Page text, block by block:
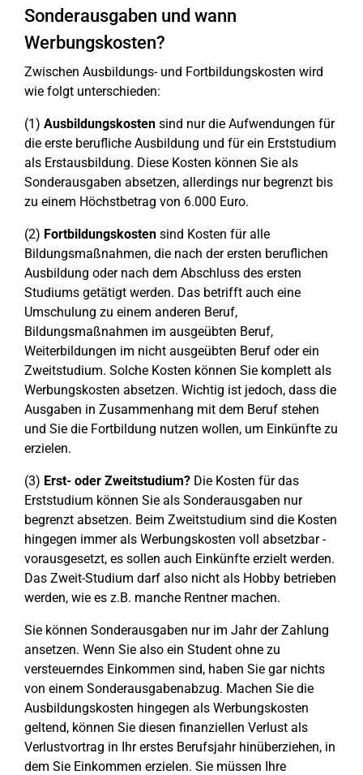
Sonderausgaben und wann
Werbungskosten?
Zwischen Ausbildungs- und Fortbildungskosten wird
wie folgt unterschieden:
(1) Ausbildungskosten sind nur die Aufwendungen für
die erste berufliche Ausbildung und für ein Erststudium
als Erstausbildung. Diese Kosten können Sie als
Sonderausgaben absetzen, allerdings nur begrenzt bis
zu einem Höchstbetrag von 6.000 Euro.
(2) Fortbildungskosten sind Kosten für alle
Bildungsmaßnahmen, die nach der ersten beruflichen
Ausbildung oder nach dem Abschluss des ersten
Studiums getätigt werden. Das betrifft auch eine
Umschulung zu einem anderen Beruf,
Bildungsmaßnahmen im ausgeübten Beruf,
Weiterbildungen im nicht ausgeübten Beruf oder ein
Zweitstudium. Solche Kosten können Sie komplett als
Werbungskosten absetzen. Wichtig ist jedoch, dass die
Ausgaben in Zusammenhang mit dem Beruf stehen
und Sie die Fortbildung nutzen wollen, um Einkünfte zu
erzielen.
(3) Erst- oder Zweitstudium? Die Kosten für das
Erststudium können Sie als Sonderausgaben nur
begrenzt absetzen. Beim Zweitstudium sind die Kosten
hingegen immer als Werbungskosten voll absetzbar -
vorausgesetzt, es sollen auch Einkünfte erzielt werden.
Das Zweit-Studium darf also nicht als Hobby betrieben
werden, wie es z.B. manche Rentner machen.
Sie können Sonderausgaben nur im Jahr der Zahlung
ansetzen. Wenn Sie also ein Student ohne zu
versteuerndes Einkommen sind, haben Sie gar nichts
von einem Sonderausgabenabzug. Machen Sie die
Ausbildungskosten hingegen als Werbungskosten
geltend, können Sie diesen finanziellen Verlust als
Verlustvortrag in Ihr erstes Berufsjahr hinüberziehen, in
dem Sie Einkommen erzielen. Sie müssen Ihre